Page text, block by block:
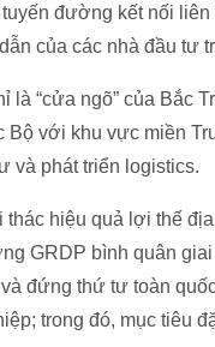
đường kết nối
của các nhà đầu tư
là “cửa ngõ” của Bắc
Bộ với khu vực miền
và phát triển logistics.
thác hiệu quả lợi thế
GRDP bình quân
đứng thứ tư toàn
trong đó, mục tiêu